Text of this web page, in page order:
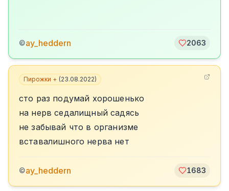
©ay_heddern 2063
Пирожки + (23.08.2022)
сто раз подумай хорошенько
на нерв седалищный садясь
не забывай что в организме
вставалишного нерва нет
©ay_heddern 1683